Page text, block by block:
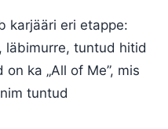
karjääri eri etappe:
läbimurre, tuntud hitid
ka „All of Me”, mis
tuntud